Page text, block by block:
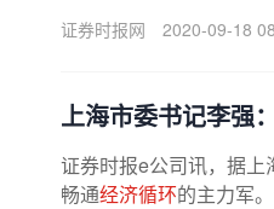
证券时报网 2020-09-18
上海市委书记李强
证券时报e公司讯，据
畅通经济循环的主力军